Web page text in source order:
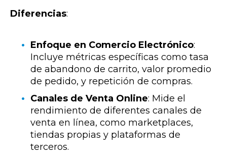
Diferencias:
Enfoque en Comercio Electrónico:
Incluye métricas específicas como tasa
de abandono de carrito, valor promedio
de pedido, y repetición de compras.
Canales de Venta Online: Mide el
rendimiento de diferentes canales de
venta en línea, como marketplaces,
tiendas propias y plataformas de
terceros.